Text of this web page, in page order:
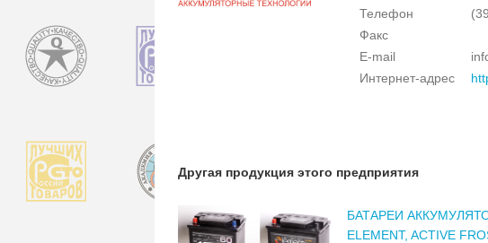
Телефон
Факс
E-mail
Интернет-адрес
Другая продукция этого предприятия
БАТАРЕИ
ELEMENT, ACTIVE